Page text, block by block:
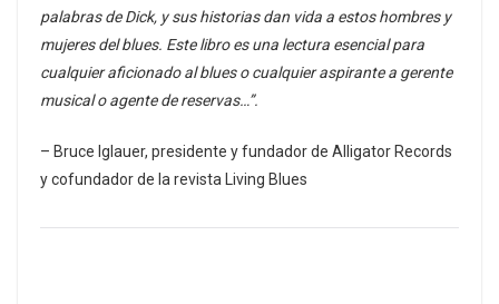
palabras de Dick, y sus historias dan vida a estos hombres y
mujeres del blues. Este libro es una lectura esencial para
cualquier aficionado al blues o cualquier aspirante a gerente
musical o agente de reservas…”.
– Bruce Iglauer, presidente y fundador de Alligator Records
y cofundador de la revista Living Blues